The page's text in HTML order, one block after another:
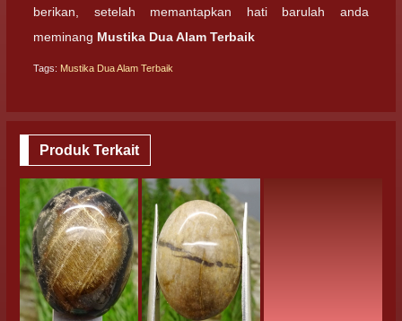
berikan, setelah memantapkan hati barulah anda
meminang Mustika Dua Alam Terbaik
Tags: Mustika Dua Alam Terbaik
Produk Terkait